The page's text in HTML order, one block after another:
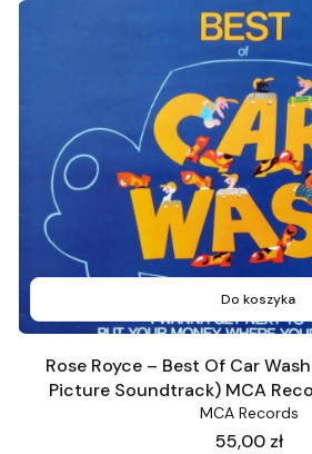
Do koszyka
Rose Royce ‎– Best Of Car
Picture Soundtrack) MCA
MCA Records
Cena
55,00 zł